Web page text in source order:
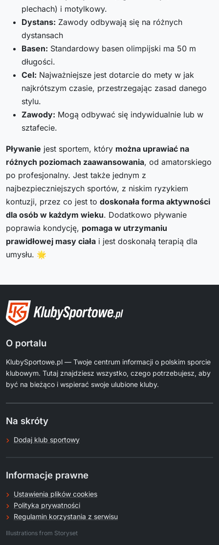
plechach) i motylkowy.
Dystans: Zawody odbywają się na różnych
dystansach
Basen: Standardowy basen olimpijski ma 50 m
długości.
Cel: Najważniejsze jest dotarcie do mety w jak
najkrótszym czasie, przestrzegając zasad danego
stylu.
Zawody: Mogą odbywać się indywidualnie lub w
sztafecie.
Pływanie jest sportem, który można uprawiać na
różnych poziomach zaawansowania, od amatorskiego
po profesjonalny. Jest także jednym z
najbezpieczniejszych sportów, z niskim ryzykiem
kontuzji, przez co jest to doskonała forma aktywności
dla osób w każdym wieku. Dodatkowo pływanie
poprawia kondycję, pomaga w utrzymaniu
prawidłowej masy ciała i jest doskonałą terapią dla
umysłu. 🌟
O portalu
KlubySportowe.pl — Twoje centrum informacji o polskim sporcie
klubowym. Tutaj znajdziesz wszystko, czego potrzebujesz, aby
być na bieżąco i wspierać swoje ulubione kluby.
Na skróty
Dodaj klub sportowy
Informacje prawne
Ustawienia plików cookies
Polityka prywatności
Regulamin korzystania z serwisu
Illustrations from Storyset